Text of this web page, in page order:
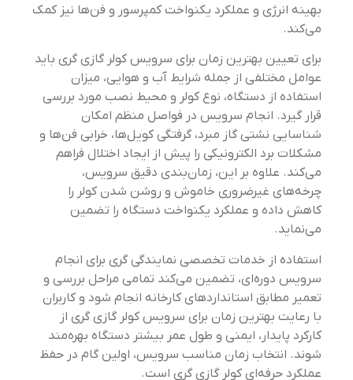
بهینه انرژی و عملکرد یکنواخت کمپرسور و فن‌ها نیز کمک
می‌کند.
برای تعیین بهترین زمان برای سرویس کولر گازی گری باید
عوامل مختلفی از جمله شرایط آب و هوایی، میزان
استفاده از دستگاه، نوع کولر و محیط نصب مورد بررسی
قرار گیرد. انجام سرویس در فواصل منظم امکان
شناسایی نشتی گاز مبرد، گرفتگی کویل‌ها، خرابی فن‌ها و
مشکلات برد الکترونیکی را پیش از ایجاد اختلال فراهم
می‌کند. علاوه بر این، زمان‌بندی دقیق سرویس،
چرخه‌های غیرضروری خاموش و روشن شدن کولر را
کاهش داده و عملکرد یکنواخت دستگاه را تضمین
می‌نماید.
استفاده از خدمات تخصصی نمایندگی گری برای انجام
سرویس دوره‌ای، تضمین می‌کند تمامی مراحل بررسی و
تعمیر مطابق استانداردهای کارخانه انجام شود و کاربران
با رعایت بهترین زمان برای سرویس کولر گازی گری از
کارکرد پایدار، ایمنی و طول عمر بیشتر دستگاه بهره‌مند
شوند. انتخاب زمان مناسب سرویس، اولین گام در حفظ
عملکرد حرفه‌ای کولر گازی گری است.